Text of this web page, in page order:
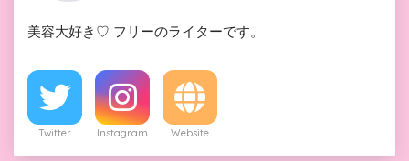
美容大好き♡ フリーのライターです。
Twitter Instagram Website